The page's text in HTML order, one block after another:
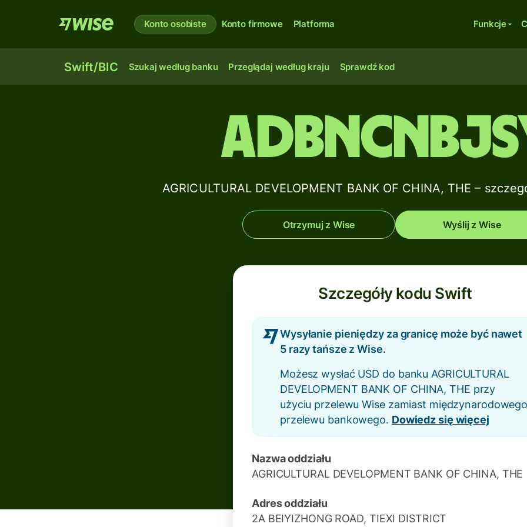
Konto osobiste Konto firmowe Platforma Funkcje
Swift/BIC Szukaj według banku Przeglądaj według kraju Sprawdź kod
AGRICULTURAL DEVELOPMENT BANK OF CHINA, THE –
Otrzymuj z Wise Wyślij z Wise
Szczegóły kodu Swift
Wysyłanie pieniędzy za granicę może być nawet
5 razy tańsze z Wise.
Możesz wysłać USD do banku AGRICULTURAL
DEVELOPMENT BANK OF CHINA, THE przy
użyciu przelewu Wise zamiast
przelewu bankowego. Dowiedz się więcej
Nazwa oddziału
AGRICULTURAL DEVELOPMENT BANK OF CHINA, THE
Adres oddziału
2A BEIYIZHONG ROAD, TIEXI DISTRICT